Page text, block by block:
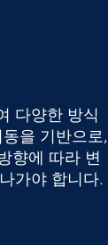
다양한 방식
을 기반으로,
향에 따라 변
가야 합니다.